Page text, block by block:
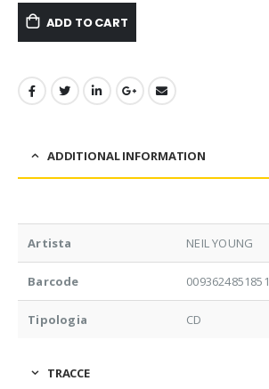
ADD TO CART
ADDITIONAL INFORMATION
Artista NEIL YOUNG
Barcode 0093624851851
Tipologia CD
TRACCE